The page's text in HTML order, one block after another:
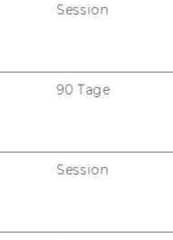
ACCREDITED BY:
Session
90 Tage
Session